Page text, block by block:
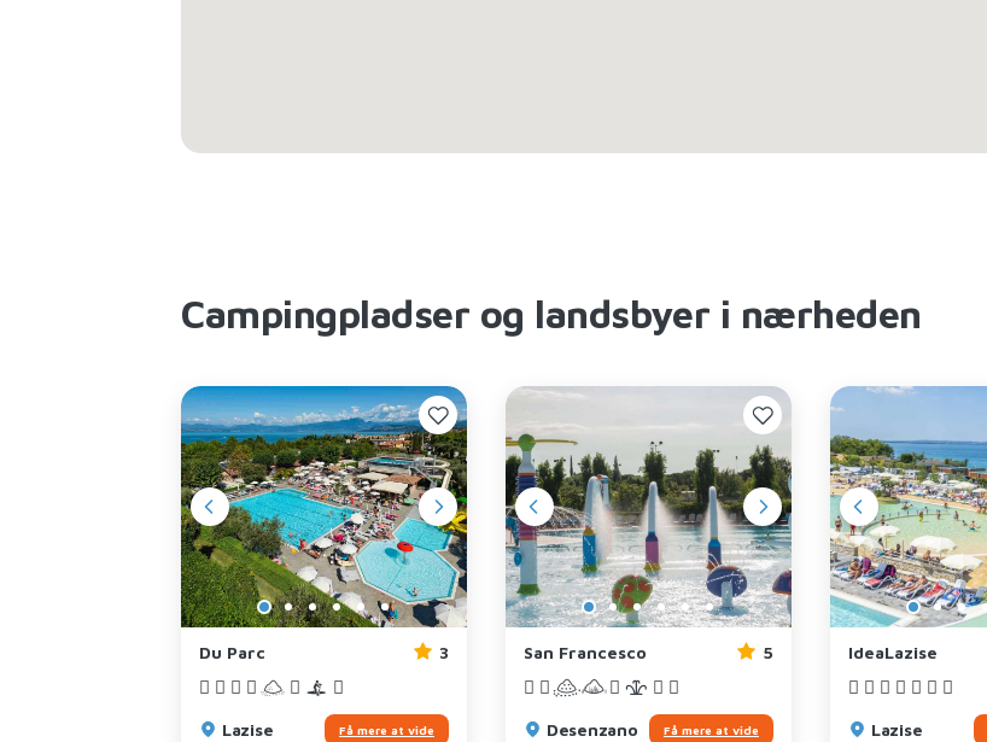
Campingpladser og landsbyer i nærheden
Du Parc 3
Lazise Få mere at vide
San Francesco 5
Desenzano Få mere at vide
IdeaLazise
Lazise